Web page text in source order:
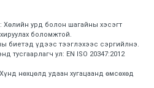
урд болон шагайны хэсэгт
боломжтой.
биетэд үдээс тээглэхээс сэргийлнэ.
тусгаарлагч ул: EN ISO 20347:2012
нөхцөлд удаан хугацаанд өмсөхөд